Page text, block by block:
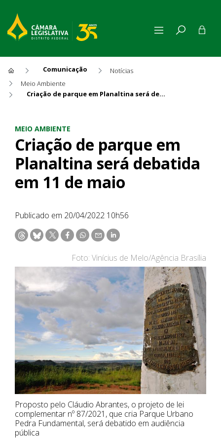
Comunicação
Notícias
Meio Ambiente
Criação de parque em Planaltina será debatida em 11 de maio
MEIO AMBIENTE
Criação de parque em
Planaltina será debatida
em 11 de maio
Publicado em 20/04/2022 10h56
Foto: Vinícius de Melo/Agência Brasília
Proposto pelo Cláudio Abrantes, o projeto de lei
complementar nº 87/2021, que cria Parque Urbano
Pedra Fundamental, será debatido em audiência
pública